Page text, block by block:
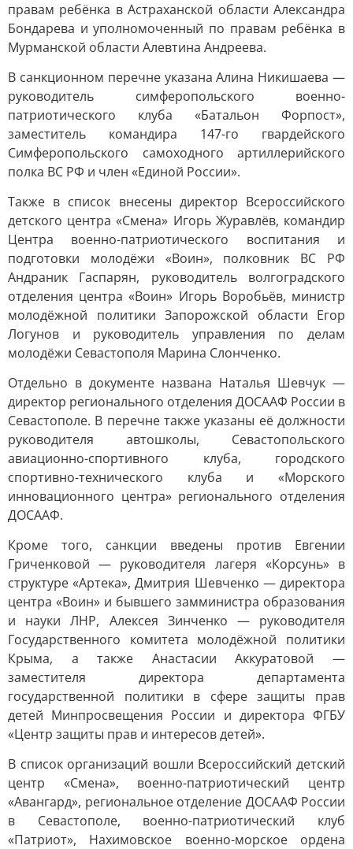
правам ребёнка в Астраханской области Александра
Бондарева и уполномоченный по правам ребёнка в
Мурманской области Алевтина Андреева.
В санкционном перечне указана Алина Никишаева —
руководитель симферопольского военно-
патриотического клуба «Батальон Форпост»,
заместитель командира 147-го гвардейского
Симферопольского самоходного артиллерийского
полка ВС РФ и член «Единой России».
Также в список внесены директор Всероссийского
детского центра «Смена» Игорь Журавлёв, командир
Центра военно-патриотического воспитания и
подготовки молодёжи «Воин», полковник ВС РФ
Андраник Гаспарян, руководитель волгоградского
отделения центра «Воин» Игорь Воробьёв, министр
молодёжной политики Запорожской области Егор
Логунов и руководитель управления по делам
молодёжи Севастополя Марина Слонченко.
Отдельно в документе названа Наталья Шевчук —
директор регионального отделения ДОСААФ России в
Севастополе. В перечне также указаны её должности
руководителя автошколы, Севастопольского
авиационно-спортивного клуба, городского
спортивно-технического клуба и «Морского
инновационного центра» регионального отделения
ДОСААФ.
Кроме того, санкции введены против Евгении
Гриченковой — руководителя лагеря «Корсунь» в
структуре «Артека», Дмитрия Шевченко — директора
центра «Воин» и бывшего замминистра образования
и науки ЛНР, Алексея Зинченко — руководителя
Государственного комитета молодёжной политики
Крыма, а также Анастасии Аккуратовой —
заместителя директора департамента
государственной политики в сфере защиты прав
детей Минпросвещения России и директора ФГБУ
«Центр защиты прав и интересов детей».
В список организаций вошли Всероссийский детский
центр «Смена», военно-патриотический центр
«Авангард», региональное отделение ДОСААФ России
в Севастополе, военно-патриотический клуб
«Патриот», Нахимовское военно-морское ордена